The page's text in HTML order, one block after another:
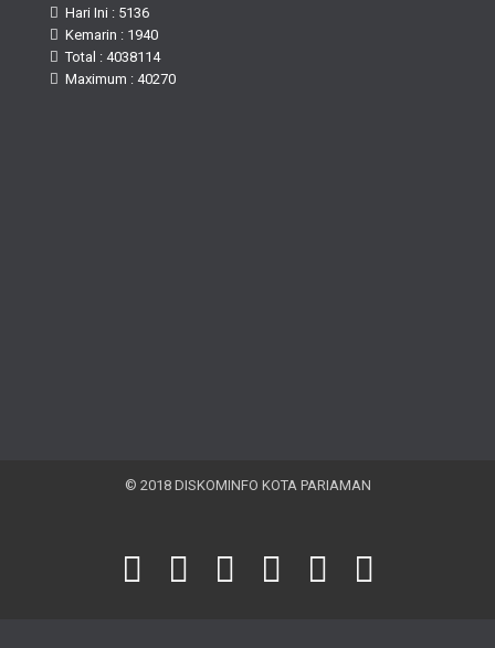
Hari Ini : 5136
Kemarin : 1940
Total : 4038114
Maximum : 40270
© 2018 DISKOMINFO KOTA PARIAMAN